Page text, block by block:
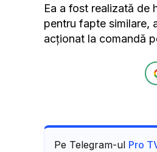
Ea a fost realizată de
pentru fapte similare,
acționat la comandă
Pe Telegram-ul Pro